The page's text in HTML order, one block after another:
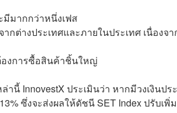
มีมากกว่าหนึ่งเฟส
กต่างประเทศและภายในประเทศ เนื่อง
องการซื้อสินค้าชิ้นใหญ่
านี้ InnovestX ประเมินว่า หากมีวงเงินป
ซึ่งจะส่งผลให้ดัชนี SET Index ปรับเ